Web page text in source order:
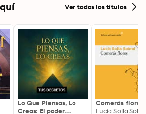
Ver todos los títulos
Lo Que Piensas, Lo
Creas: El poder
Comerás flores
Lucía Solla